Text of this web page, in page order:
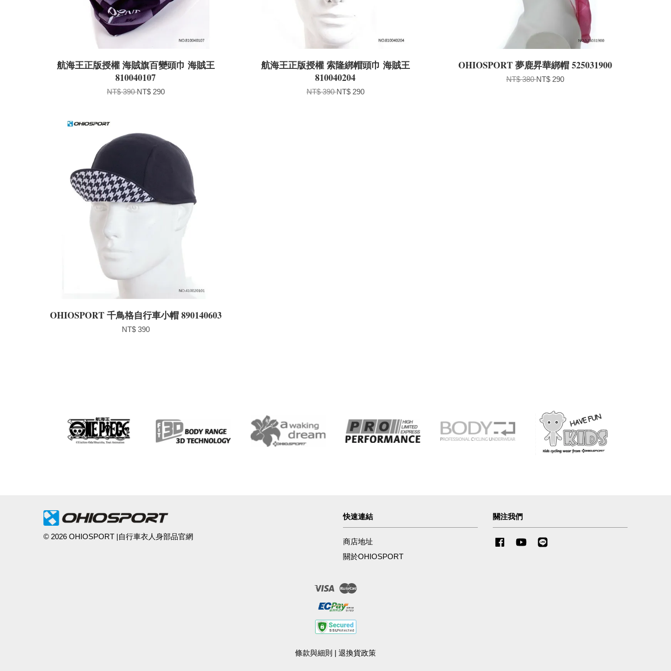
航海王正版授權 海賊旗百變頭巾 海賊王
810040107
NT$ 390NT$ 290
航海王正版授權 索隆綁帽頭巾 海賊王
810040204
NT$ 390NT$ 290
OHIOSPORT 夢鹿昇華綁帽 525031900
NT$ 380NT$ 290
OHIOSPORT 千鳥格自行車小帽 890140603
NT$ 390
© 2026 OHIOSPORT |自行車衣人身部品官網
快速連結
商店地址
關於OHIOSPORT
關注我們
FacebookYouTube
Visa
條款與細則 | 退換貨政策